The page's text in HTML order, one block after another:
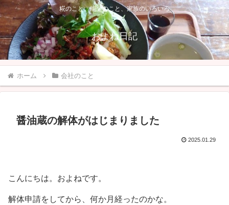
糀のこと、能登のこと、家族のいろいろ
およね日記
ホーム 会社のこと
醤油蔵の解体がはじまりました
2025.01.29
こんにちは。およねです。
解体申請をしてから、何か月経ったのかな。